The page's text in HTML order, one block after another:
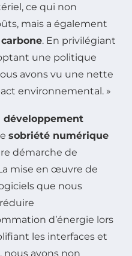
ce qui non
mais a également
carbone. En privilégiant
une politique
avons vu une nette
environnemental. »
développement
sobriété numérique
démarche de
mise en œuvre de
que nous
d’énergie lors
les interfaces et
avons non